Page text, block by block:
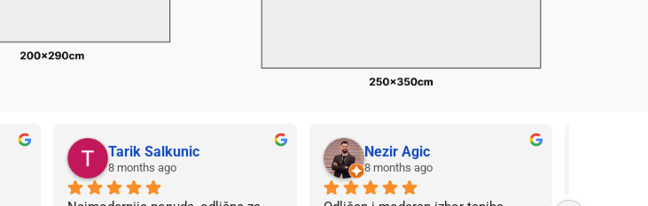
Tarik Salkunic
8 months ago
Nezir Agic
8 months ago